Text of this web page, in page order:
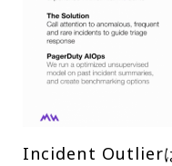
Incident Outlier